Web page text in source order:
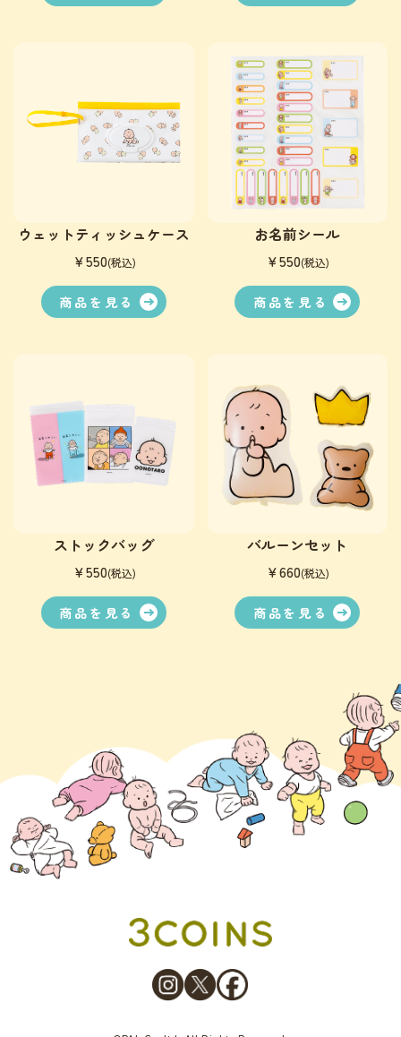
ウェットティッシュケース
￥550(税込)
商品を見る
お名前シール
￥550(税込)
商品を見る
ストックバッグ
￥550(税込)
商品を見る
バルーンセット
￥660(税込)
商品を見る